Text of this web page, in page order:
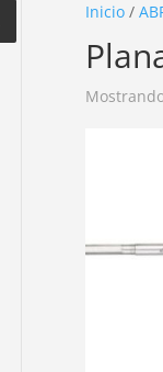
Inicio/